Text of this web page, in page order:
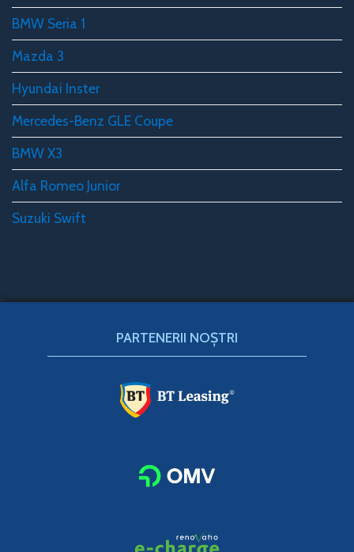
BMW Seria 1
Mazda 3
Hyundai Inster
Mercedes-Benz GLE Coupe
BMW X3
Alfa Romeo Junior
Suzuki Swift
PARTENERII NOȘTRI